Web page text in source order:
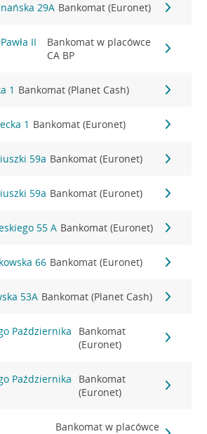
29A Bankomat (Euronet)
II
Bankomat w placówce
CA BP
1 Bankomat (Planet Cash)
1 Bankomat (Euronet)
59a Bankomat (Euronet)
59a Bankomat (Euronet)
55 A Bankomat (Euronet)
66 Bankomat (Euronet)
53A Bankomat (Planet Cash)
Października
Bankomat
(Euronet)
Października
Bankomat
(Euronet)
Bankomat w placówce